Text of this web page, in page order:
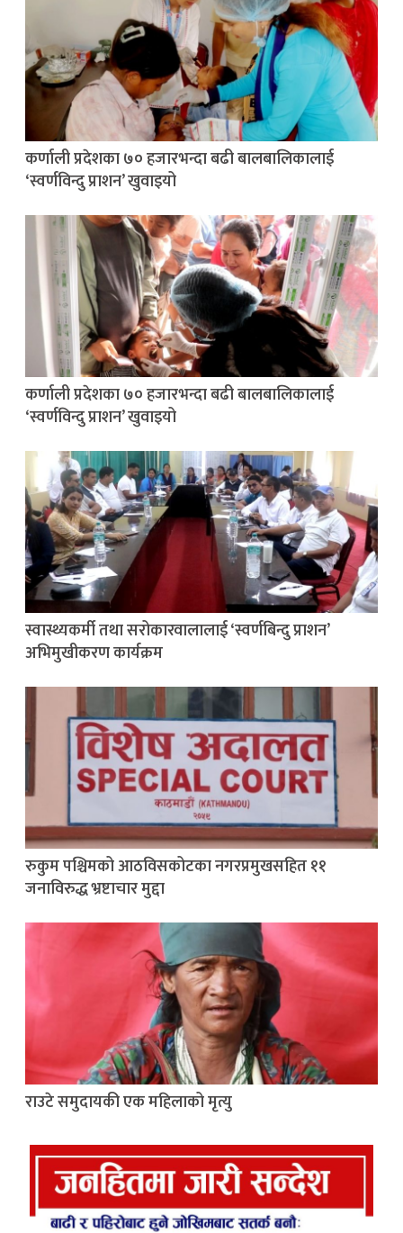
कर्णाली प्रदेशका ७० हजारभन्दा बढी बालबालिकालाई
‘स्वर्णविन्दु प्राशन’ खुवाइयो
कर्णाली प्रदेशका ७० हजारभन्दा बढी बालबालिकालाई
‘स्वर्णविन्दु प्राशन’ खुवाइयो
स्वास्थ्यकर्मी तथा सरोकारवालालाई ‘स्वर्णबिन्दु प्राशन’
अभिमुखीकरण कार्यक्रम
रुकुम पश्चिमको आठविसकोटका नगरप्रमुखसहित ११
जनाविरुद्ध भ्रष्टाचार मुद्दा
राउटे समुदायकी एक महिलाको मृत्यु